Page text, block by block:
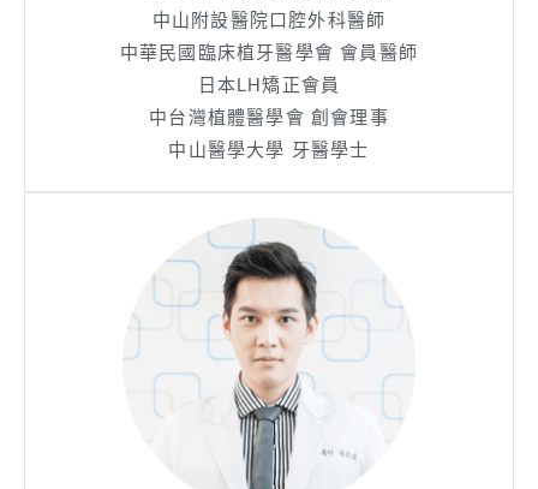
中山附設醫院口腔外科醫師
中華民國臨床植牙醫學會 會員醫師
日本LH矯正會員
中台灣植體醫學會 創會理事
中山醫學大學 牙醫學士